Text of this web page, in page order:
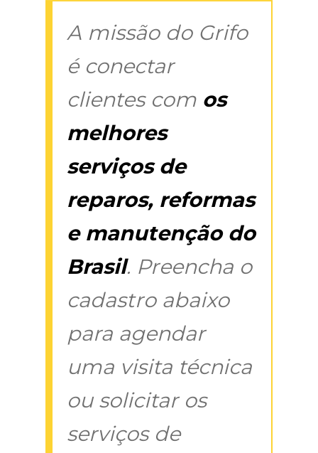
A missão do Grifo
é conectar
clientes com os
melhores
serviços de
reparos, reformas
e manutenção do
Brasil. Preencha o
cadastro abaixo
para agendar
uma visita técnica
ou solicitar os
serviços de